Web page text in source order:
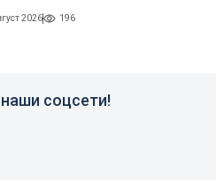
2026 196
соцсети!